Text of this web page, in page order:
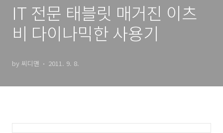
IT 전문 태블릿 매거진 이츠
비 다이나믹한 사용기
by 씨디맨 2011. 9. 8.